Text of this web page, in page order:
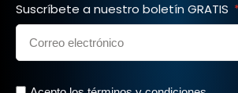
Suscríbete a nuestro boletín GRATIS